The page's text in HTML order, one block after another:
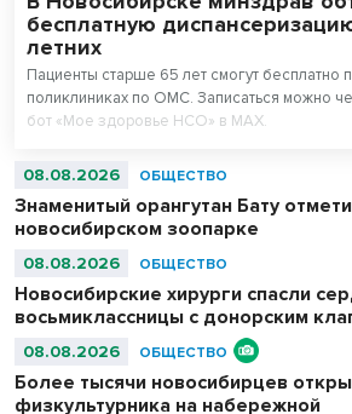
бесплатную
летних
Пациенты старше 65 лет смогут бесплатно
поликлиниках по ОМС. Записаться можно
бот «Мое здоровье НСО» в МАХ.
08.08.2026 ОБЩЕСТВО
Знаменитый орангутан Бату
новосибирском зоопарке
08.08.2026 ОБЩЕСТВО
Новосибирские хирурги спасли
восьмиклассницы с донорским
08.08.2026 ОБЩЕСТВО
Более тысячи новосибирцев
физкультурника на набережной